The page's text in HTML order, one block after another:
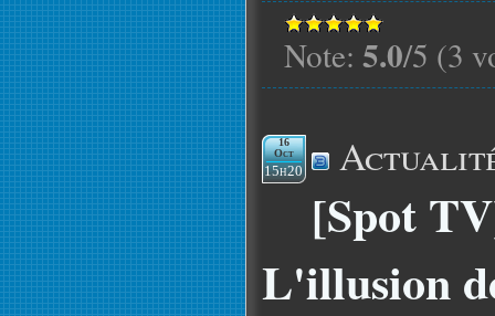
Note: 5.0/5 (3
16
Oct
15h20
[Spot
L'illusion